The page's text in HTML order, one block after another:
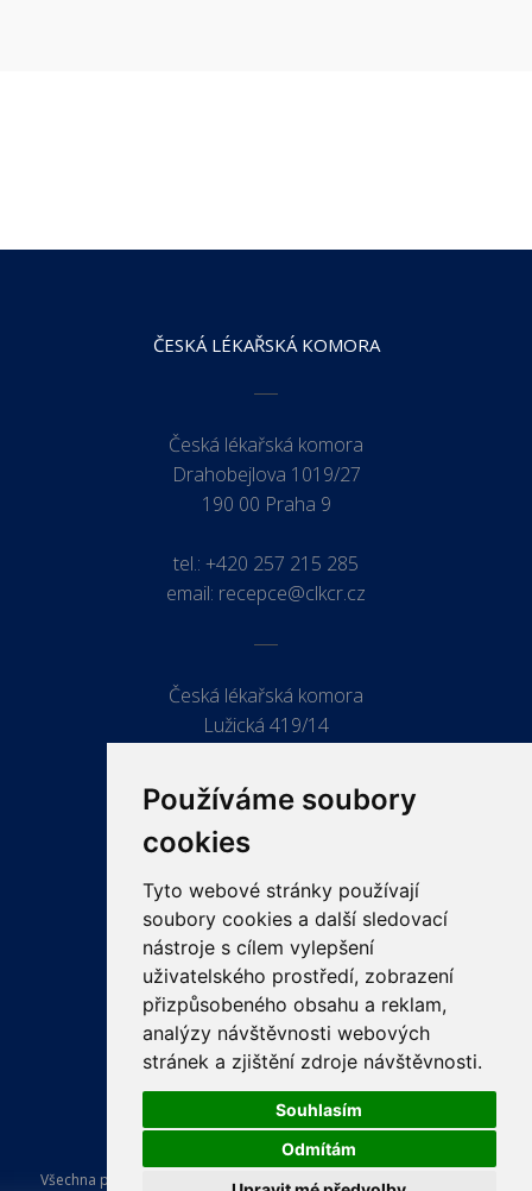
Používáme soubory
cookies
Tyto webové stránky používají
soubory cookies a další sledovací
nástroje s cílem vylepšení
uživatelského prostředí, zobrazení
přizpůsobeného obsahu a reklam,
analýzy návštěvnosti webových
stránek a zjištění zdroje návštěvnosti.
Souhlasím
Odmítám
ČESKÁ LÉKAŘSKÁ KOMORA
Česká lékařská komora
Drahobejlova 1019/27
190 00 Praha 9
tel.: +420 257 215 285
email: recepce@clkcr.cz
Česká lékařská komora
Lužická 419/14
ODKAZY
PRO LÉKAŘE
PRO VEŘEJNOST
VZDĚLÁVÁNÍ
Všechna práva vyhrazena Česká lékařská komora. Tvorba a provoz